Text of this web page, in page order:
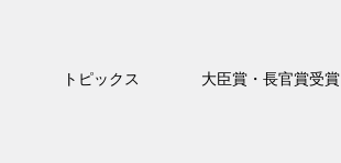
トピックス 大臣賞・長官賞受賞